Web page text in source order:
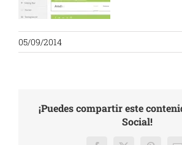
05/09/2014
¡Puedes compartir este
Social!